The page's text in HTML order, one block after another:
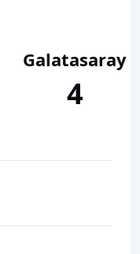
Galatasaray
4